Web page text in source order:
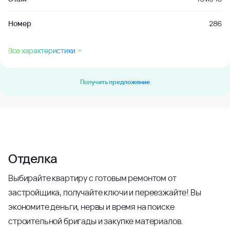
Номер 286
Все характеристики
Получить предложение
Отделка
Выбирайте квартиру с готовым ремонтом от
застройщика, получайте ключи и переезжайте! Вы
экономите деньги, нервы и время на поиске
строительной бригады и закупке материалов.